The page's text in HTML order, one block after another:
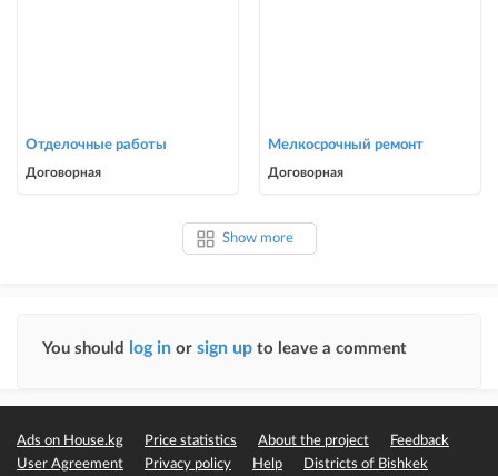
Отделочные работы
Договорная
Мелкосрочный ремонт
Договорная
Show more
You should log in or sign up to leave a comment
Ads on House.kg Price statistics About the project
Feedback
User Agreement
Privacy policy Help Districts of Bishkek